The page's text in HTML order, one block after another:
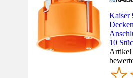
Kaiser
10
Artikel